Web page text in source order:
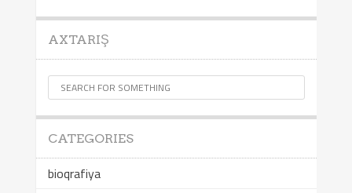
AXTARIŞ
CATEGORIES
bioqrafiya